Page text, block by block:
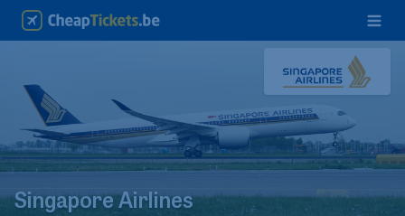
Singapore Airlines